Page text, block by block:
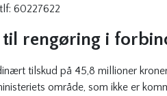
60227622
rengøring i
tilskud på 45,8 millioner
område, som ikke er